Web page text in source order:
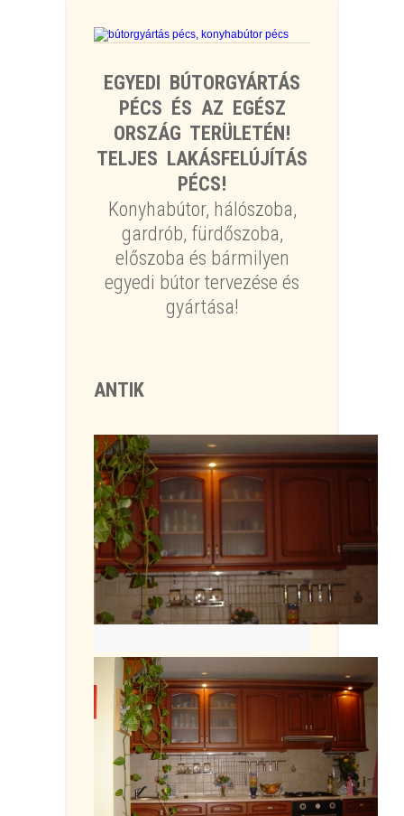
EGYEDI BÚTORGYÁRTÁS
PÉCS ÉS AZ EGÉSZ
ORSZÁG TERÜLETÉN!
TELJES LAKÁSFELÚJÍTÁS
PÉCS!
Konyhabútor, hálószoba,
gardrób, fürdőszoba,
előszoba és bármilyen
egyedi bútor tervezése és
gyártása!
ANTIK